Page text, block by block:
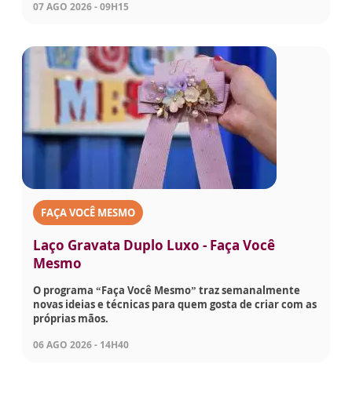
07 AGO 2026 - 09H15
FAÇA VOCÊ MESMO
Laço Gravata Duplo Luxo - Faça Você
Mesmo
O programa “Faça Você Mesmo” traz semanalmente
novas ideias e técnicas para quem gosta de criar com as
próprias mãos.
06 AGO 2026 - 14H40